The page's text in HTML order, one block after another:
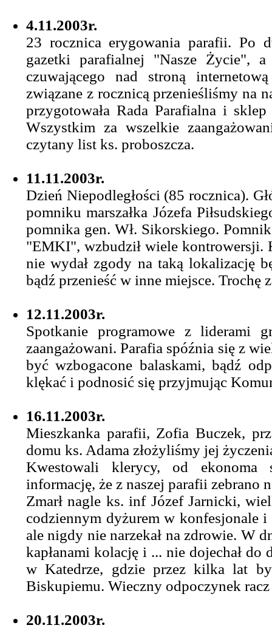
4.11.2003r.
23 rocznica erygowania parafii. Po
gazetki parafialnej "Nasze Życie",
czuwającego nad stroną
związane z rocznicą przenieśliśmy na
przygotowała Rada Parafialna i
Wszystkim za wszelkie
czytany list ks. proboszcza.
11.11.2003r.
Dzień Niepodległości (85 rocznica).
pomniku marszałka Józefa
pomnika gen. Wł. Sikorskiego.
"EMKI", wzbudził wiele kontrowersji.
nie wydał zgody na taką lokalizację
bądź przenieść w inne miejsce. Trochę
12.11.2003r.
Spotkanie programowe z liderami
zaangażowani. Parafia spóźnia się z
być wzbogacone balaskami, bądź
klękać i podnosić się przyjmując
16.11.2003r.
Mieszkanka parafii, Zofia Buczek,
domu ks. Adama złożyliśmy jej
Kwestowali klerycy, od ekonoma
informację, że z naszej parafii zebrano
Zmarł nagle ks. inf Józef Jarnicki,
codziennym dyżurem w konfesjonale
ale nigdy nie narzekał na zdrowie. W
kapłanami kolację i ... nie dojechał do
w Katedrze, gdzie przez kilka lat
Biskupiemu. Wieczny odpoczynek racz
20.11.2003r.